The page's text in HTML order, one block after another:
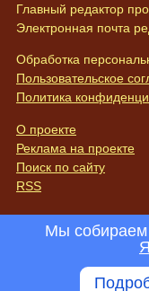
Главный редактор
Электронная почта
Обработка
Пользовательское
Политика
О проекте
Реклама на проекте
Поиск по сайту
RSS
Мы